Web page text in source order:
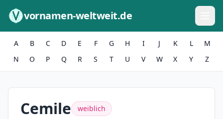
vornamen-weltweit.de
A B C D E F G H I J K L
M
N
O P Q R S T U V W X Y Z
Cemile weiblich